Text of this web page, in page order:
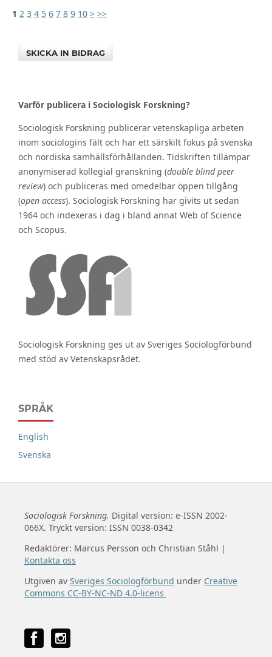
1 2 3 4 5 6 7 8 9 10 > >>
SKICKA IN BIDRAG
Varför publicera i Sociologisk Forskning?
Sociologisk Forskning publicerar vetenskapliga arbeten
inom sociologins fält och har ett särskilt fokus på svenska
och nordiska samhällsförhållanden. Tidskriften tillämpar
anonymiserad kollegial granskning (double blind peer
review) och publiceras med omedelbar öppen tillgång
(open access). Sociologisk Forskning har givits ut sedan
1964 och indexeras i dag i bland annat Web of Science
och Scopus.
Sociologisk Forskning ges ut av Sveriges Sociologförbund
med stöd av Vetenskapsrådet.
SPRÅK
English
Svenska
Sociologisk Forskning. Digital version: e-ISSN 2002-
066X. Tryckt version: ISSN 0038-0342
Redaktörer: Marcus Persson och Christian Ståhl |
Kontakta oss
Utgiven av Sveriges Sociologförbund under Creative
Commons CC-BY-NC-ND 4.0-licens